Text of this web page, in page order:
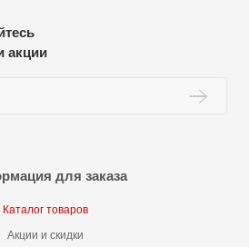
акции
для заказа
Каталог товаров
Акции и скидки